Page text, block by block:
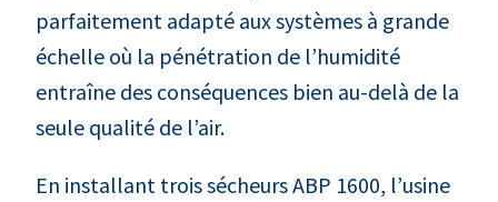
parfaitement adapté aux systèmes à grande
échelle où la pénétration de l’humidité
entraîne des conséquences bien au-delà de la
seule qualité de l’air.
En installant trois sécheurs ABP 1600, l’usine